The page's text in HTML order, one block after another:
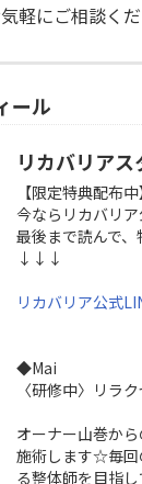
軽にご相談く
ール
リカバリア
【限定特典配布中
今ならリカバリ
最後まで読んで
↓↓↓
リカバリア公式
◆Mai
〈研修中〉リラ
オーナー山巻か
施術します☆毎回
る整体師を目指